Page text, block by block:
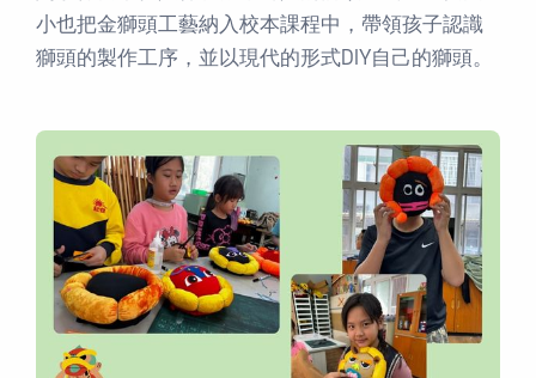
小也把金獅頭工藝納入校本課程中，帶領孩子認識
獅頭的製作工序，並以現代的形式DIY自己的獅頭。